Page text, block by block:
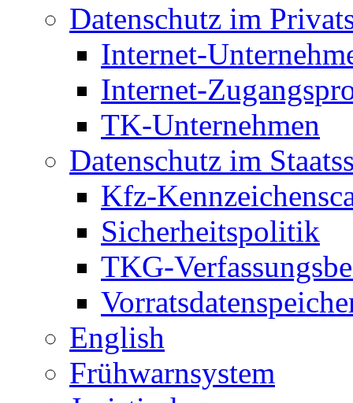
Datenschutz im
Internet-
Internet-
TK-Unternehmen
Datenschutz im
Kfz-
Sicherheitspolitik
TKG-
English
Frühwarnsystem